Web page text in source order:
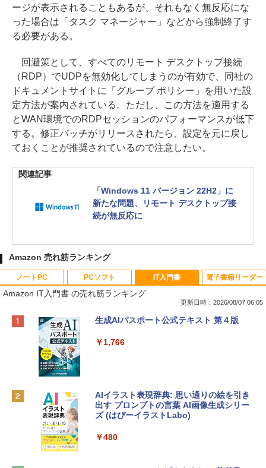
ージが表示されることもあるが、それもなく無反応にな
った場合は「タスク マネージャー」などから強制終了す
る必要がある。
回避策として、すべてのリモート デスクトップ接続
（RDP）でUDPを無効化してしまうのが有効で、同社の
ドキュメントサイトに「グループ ポリシー」を用いた設
定方法が案内されている。ただし、この方法を適用する
とWAN環境でのRDPセッションのパフォーマンスが低下
する。修正パッチがリリースされたら、設定を元に戻し
ておくことが推奨されているので注意したい。
関連記事
「Windows 11 バージョン 22H2」に
新たな問題、リモート デスクトップ接
続が無反応に
Amazon 売れ筋ランキング
ノートPC
Apple 2026 MacBook Neo A18 Proチッ
e Intelligence、Liquid Retinaディスプ
￥162,598
tomtoc 360°保護 15.6 16インチ パソコ
PCソフト
Robloxギフトカード - 800 Robux 【限
インゲームコード】 ロブロックス | オン
Microsoft Office Home & Business 202
4(最新 永続版)|オンラインコード版|Wind
IT入門書
Amazon IT入門書 の売れ筋ランキング
更新日時：2026/08/07 06:05
生成AIパスポート公式テキスト 第４版
￥1,766
AIイラスト表現辞典: 思い通りの絵を引き
出す プロンプトの言葉 AI画像生成シリー
ズ (はぴーイラストLabo)
￥480
電子書籍リーダー